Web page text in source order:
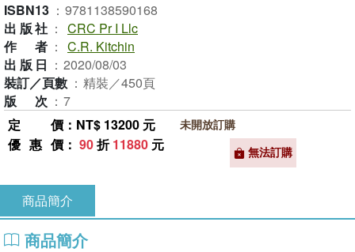
ISBN13 ： 9781138590168
出版社 ： CRC Pr I Llc
作者 ： C.R. Kitchin
出版日 ： 2020/08/03
裝訂／頁數 ： 精裝／450頁
版次 ： 7
定價 ：NT$ 13200 元
優惠價 ： 90折11880 元
未開放訂購
無法訂購
商品簡介
商品簡介